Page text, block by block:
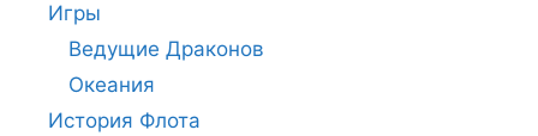
Игры
Ведущие Драконов
Океания
История Флота